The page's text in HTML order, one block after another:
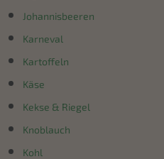
Johannisbeeren
Karneval
Kartoffeln
Käse
Kekse & Riegel
Knoblauch
Kohl